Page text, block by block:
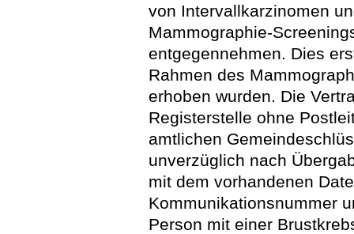
von Intervallkarzinomen
Mammographie-
entgegennehmen. Dies
Rahmen des
erhoben wurden. Die
Registerstelle ohne
amtlichen
unverzüglich nach
mit dem vorhandenen
Kommunikationsnummer
Person mit einer